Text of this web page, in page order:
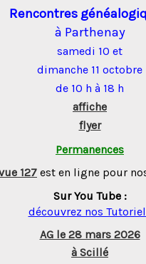
Rencontres
à Parthenay
samedi 10 et
dimanche 11 octobre
de 10 h à 18 h
affiche
flyer
Permanences
127 est en ligne pour
Sur You Tube :
découvrez nos
AG le 28 mars 2026
à Scillé